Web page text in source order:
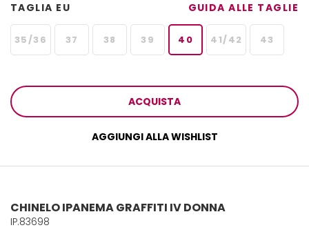
TAGLIA EU GUIDA ALLE TAGLIE
35/36 37 38 39 40 41/42 43
ACQUISTA
AGGIUNGI ALLA WISHLIST
CHINELO IPANEMA GRAFFITI IV DONNA
IP.83698